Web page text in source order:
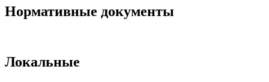
Нормативные документы
Локальные